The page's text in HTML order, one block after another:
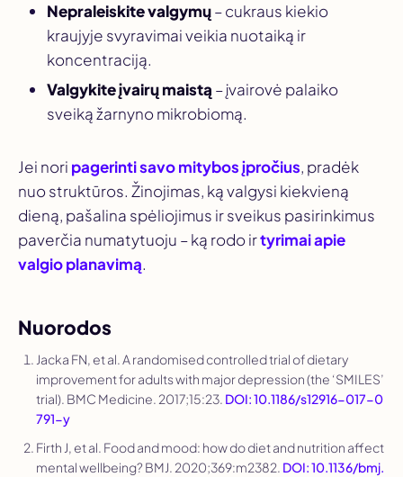
Nepraleiskite valgymų– cukraus kiekio
kraujyje svyravimai veikia nuotaiką ir
koncentraciją.
Valgykite įvairų maistą – įvairovė palaiko
sveiką žarnyno mikrobiomą.
Jei nori pagerinti savo mitybos įpročius, pradėk
nuo struktūros. Žinojimas, ką valgysi kiekvieną
dieną, pašalina spėliojimus ir sveikus pasirinkimus
paverčia numatytuoju – ką rodo irtyrimai apie
valgio planavimą.
Nuorodos
Jacka FN, et al. A randomised controlled trial of dietary
improvement for adults with major depression (the ‘SMILES’
trial). BMC Medicine. 2017;15:23. DOI: 10.1186/s12916-017-0
791-y
Firth J, et al. Food and mood: how do diet and nutrition affect
mental wellbeing?BMJ. 2020;369:m2382. DOI: 10.1136/bmj.